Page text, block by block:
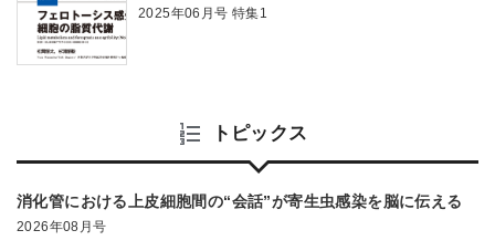
2025年06月号 特集1
トピックス
消化管における上皮細胞間の“会話”が寄生虫感染を脳に伝える
2026年08月号